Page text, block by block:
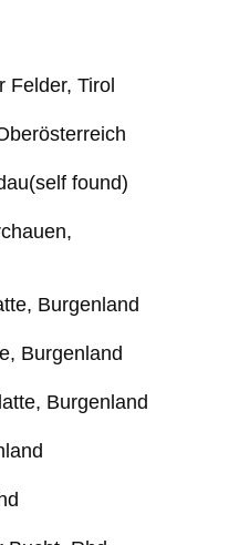
Felder, Tirol
found)
Burgenland
Burgenland
Burgenland